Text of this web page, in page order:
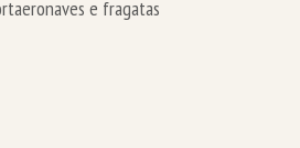
e fragatas